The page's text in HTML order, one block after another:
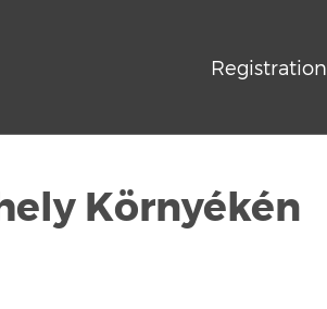
Registration
Környékén